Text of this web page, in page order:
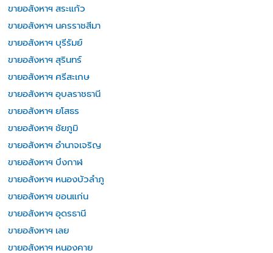
ขายอสังหาฯ สระแก้ว
ขายอสังหาฯ นครราชสีมา
ขายอสังหาฯ บุรีรัมย์
ขายอสังหาฯ สุรินทร์
ขายอสังหาฯ ศรีสะเกษ
ขายอสังหาฯ อุบลราชธานี
ขายอสังหาฯ ยโสธร
ขายอสังหาฯ ชัยภูมิ
ขายอสังหาฯ อำนาจเจริญ
ขายอสังหาฯ บึงกาฬ
ขายอสังหาฯ หนองบัวลำภู
ขายอสังหาฯ ขอนแก่น
ขายอสังหาฯ อุดรธานี
ขายอสังหาฯ เลย
ขายอสังหาฯ หนองคาย